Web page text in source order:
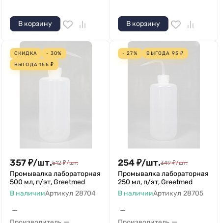
В корзину В корзину
СКИДКА
- 30%
ВЫГОДА155 ₽
357₽/шт.512 ₽/шт.
Промывалка лабораторная
500 мл, п/эт, Greetmed
В наличииАртикул 28704
—
- 27% ВЫГОДА 95 ₽
254₽/шт.349 ₽/шт.
Промывалка лабораторная
250 мл, п/эт, Greetmed
В наличииАртикул 28705
—